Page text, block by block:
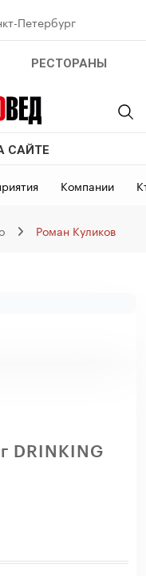
Петербург
РЕСТОРАНЫ
САЙТЕ
Компании
Роман Куликов
DRINKING